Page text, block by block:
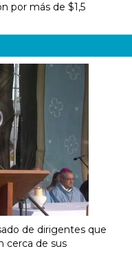
por más de $1,5
de dirigentes que
cerca de sus